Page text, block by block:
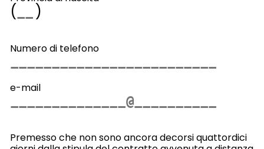
( )
Numero di telefono
e-mail
Premesso che non sono ancora decorsi quattordici